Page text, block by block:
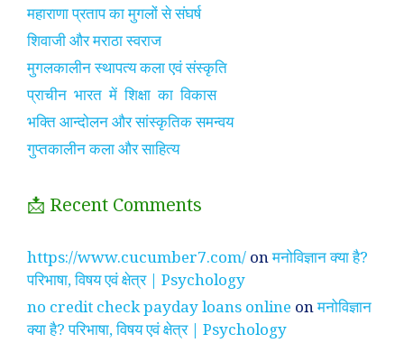
महाराणा प्रताप का मुगलों से संघर्ष
शिवाजी और मराठा स्वराज
मुगलकालीन स्थापत्य कला एवं संस्कृति
प्राचीन भारत में शिक्षा का विकास
भक्ति आन्दोलन और सांस्कृतिक समन्वय
गुप्तकालीन कला और साहित्य
📩 Recent Comments
https://www.cucumber7.com/ onमनोविज्ञान क्या है?
परिभाषा, विषय एवं क्षेत्र | Psychology
no credit check payday loans online onमनोविज्ञान
क्या है? परिभाषा, विषय एवं क्षेत्र | Psychology